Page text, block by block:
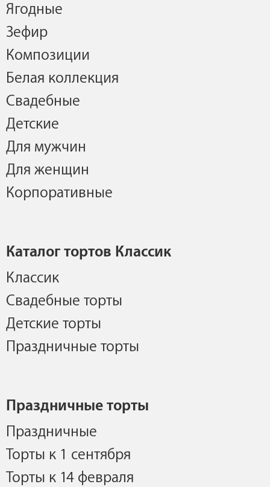
Ягодные
Зефир
Композиции
Белая коллекция
Свадебные
Детские
Для мужчин
Для женщин
Корпоративные
Каталог тортов Классик
Классик
Свадебные торты
Детские торты
Праздничные торты
Праздничные торты
Праздничные
Торты к 1 сентября
Торты к 14 февраля